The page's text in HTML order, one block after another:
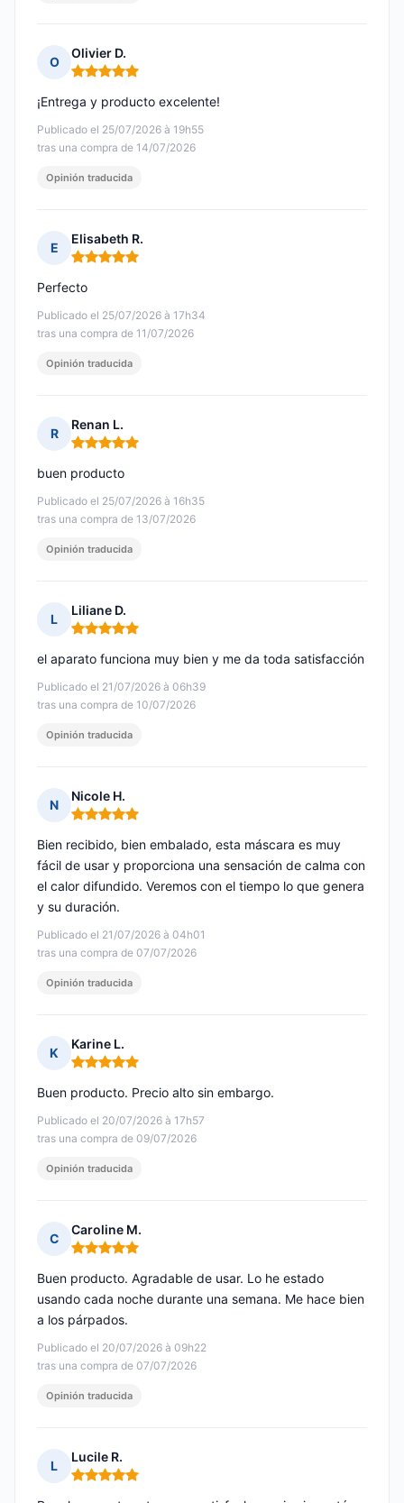
O
Olivier D.
Nota: 5 de 5
Publicado el 25/07/2026 à 19h55
tras una compra de 14/07/2026
¡Entrega y producto excelente!
Opinión traducida
E
Elisabeth R.
Nota: 5 de 5
Publicado el 25/07/2026 à 17h34
tras una compra de 11/07/2026
Perfecto
Opinión traducida
R
Renan L.
Nota: 5 de 5
Publicado el 25/07/2026 à 16h35
tras una compra de 13/07/2026
buen producto
Opinión traducida
L
Liliane D.
Nota: 5 de 5
Publicado el 21/07/2026 à 06h39
tras una compra de 10/07/2026
el aparato funciona muy bien y me da toda satisfacción
Opinión traducida
N
Nicole H.
Nota: 5 de 5
Publicado el 21/07/2026 à 04h01
tras una compra de 07/07/2026
Bien recibido, bien embalado, esta máscara es muy
fácil de usar y proporciona una sensación de calma con
el calor difundido. Veremos con el tiempo lo que genera
y su duración.
Opinión traducida
K
Karine L.
Nota: 5 de 5
Publicado el 20/07/2026 à 17h57
tras una compra de 09/07/2026
Buen producto. Precio alto sin embargo.
Opinión traducida
C
Caroline M.
Nota: 5 de 5
Publicado el 20/07/2026 à 09h22
tras una compra de 07/07/2026
Buen producto. Agradable de usar. Lo he estado
usando cada noche durante una semana. Me hace bien
a los párpados.
Opinión traducida
L
Lucile R.
Nota: 5 de 5